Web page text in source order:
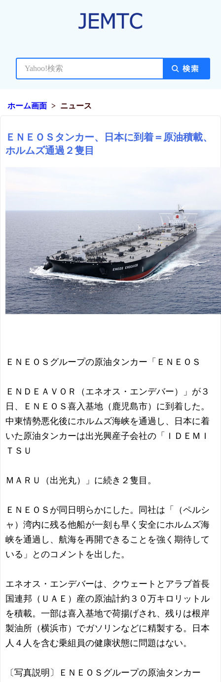
ホーム画面 ニュース
ＥＮＥＯＳタンカー、日本に到着＝原油積載、
ホルムズ通過２隻目
ＥＮＥＯＳグループの原油タンカー「ＥＮＥＯＳ
ＥＮＤＥＡＶＯＲ（エネオス・エンデバー）」が３
日、ＥＮＥＯＳ喜入基地（鹿児島市）に到着した。
中東情勢悪化後にホルムズ海峡を通過し、日本に着
いた原油タンカーは出光興産子会社の「ＩＤＥＭＩ
ＴＳＵ
ＭＡＲＵ（出光丸）」に続き２隻目。
ＥＮＥＯＳが同日明らかにした。同社は「（ペルシ
ャ）湾内に残る他船が一刻も早く安全にホルムズ海
峡を通過し、航海を再開できることを強く期待して
いる」とのコメントを出した。
エネオス・エンデバーは、クウェートとアラブ首長
国連邦（ＵＡＥ）産の原油計約３０万キロリットル
を積載。一部は喜入基地で荷揚げされ、残りは根岸
製油所（横浜市）でガソリンなどに精製する。日本
人４人を含む乗組員の健康状態に問題はない。
〔写真説明〕ＥＮＥＯＳグループの原油タンカー